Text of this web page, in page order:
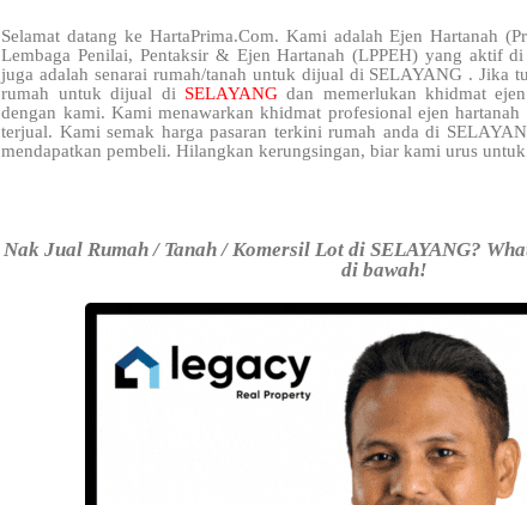
Selamat datang ke HartaPrima.Com. Kami adalah Ejen Hartanah
Lembaga Penilai, Pentaksir & Ejen Hartanah (LPPEH) yang aktif di
juga adalah senarai rumah/tanah untuk dijual di SELAYANG . Jika
rumah untuk dijual di SELAYANGdan memerlukan khidmat
dengan kami. Kami menawarkan khidmat profesional ejen
terjual. Kami semak harga pasaran terkini rumah anda di
mendapatkan pembeli. Hilangkan kerungsingan, biar kami urus
Nak Jual Rumah / Tanah / Komersil Lot di SELAYANG?
di bawah!